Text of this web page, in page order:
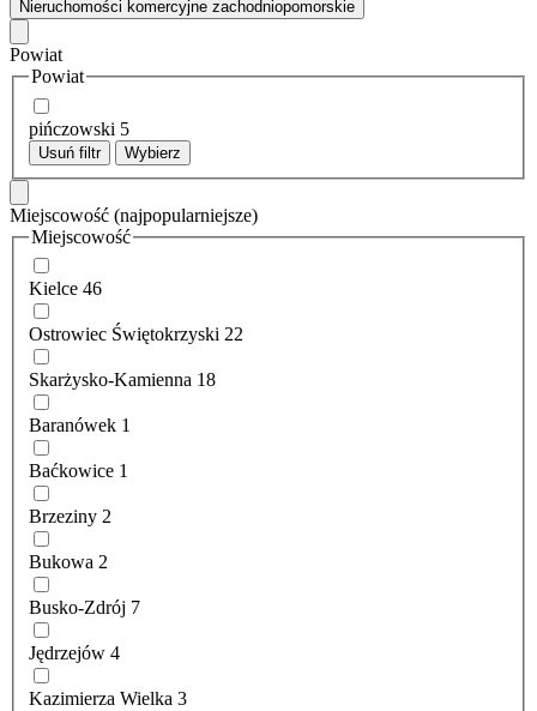
Nieruchomości komercyjne zachodniopomorskie
Powiat
Powiat
pińczowski 5
Usuń filtr Wybierz
Miejscowość (najpopularniejsze)
Miejscowość
Kielce 46
Ostrowiec Świętokrzyski 22
Skarżysko-Kamienna 18
Baranówek 1
Baćkowice 1
Brzeziny 2
Bukowa 2
Busko-Zdrój 7
Jędrzejów 4
Kazimierza Wielka 3